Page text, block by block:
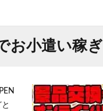
お小遣い稼ぎ